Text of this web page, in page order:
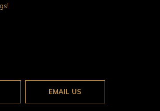
EMAIL US